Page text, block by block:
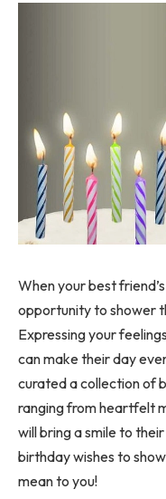
When your best
opportunity to shower
Expressing your
can make their day
curated a collection of
ranging from heartfelt
will bring a smile to
birthday wishes to
mean to you!